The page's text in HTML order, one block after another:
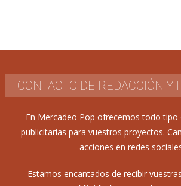
CONTACTO DE REDACCIÓN Y
En Mercadeo Pop ofrecemos todo tipo
publicitarias para vuestros proyectos.
acciones en redes
Estamos encantados de recibir